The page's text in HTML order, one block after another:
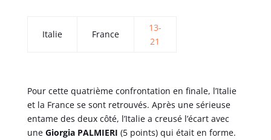
Italie France
13-
21
Pour cette quatrième confrontation en finale, l’Italie
et la France se sont retrouvés. Après une sérieuse
entame des deux côté, l’Italie a creusé l’écart avec
une Giorgia PALMIERI (5 points) qui était en forme.